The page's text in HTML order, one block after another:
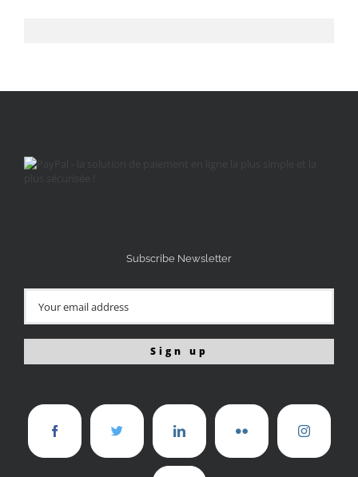
Subscribe Newsletter